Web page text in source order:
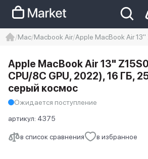
Iphone 14 pro max
айфон 14
Mac Macbook Air Apple MacBook Air
в список сравнения в избранное
Apple MacBook Air 13"
CPU/8C GPU, 2022), 16 ГБ,
серый космос
Ожидается поступление
артикул: 4375